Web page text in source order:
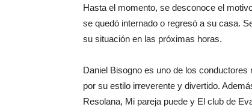
Hasta el momento, se desconoce el
se quedó internado o regresó a su casa.
su situación en las próximas horas.
Daniel Bisogno es uno de los
por su estilo irreverente y divertido.
Resolana, Mi pareja puede y El club de